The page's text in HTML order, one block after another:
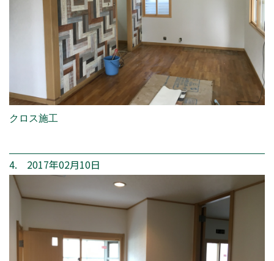
クロス施工
4. 2017年02月10日